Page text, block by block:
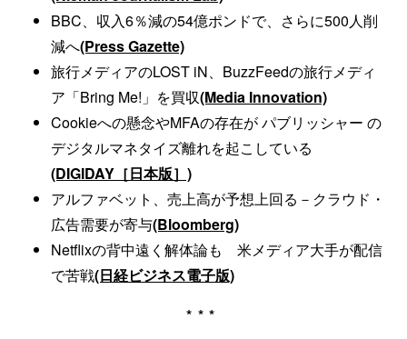
BBC、収入6％減の54億ポンドで、さらに500人削
減へ(Press Gazette)
旅行メディアのLOST iN、BuzzFeedの旅行メディ
ア「Bring Me!」を買収(Media Innovation)
Cookieへの懸念やMFAの存在が パブリッシャー の
デジタルマネタイズ離れを起こしている
(DIGIDAY［日本版］)
アルファベット、売上高が予想上回る－クラウド・
広告需要が寄与(Bloomberg)
Netflixの背中遠く解体論も 米メディア大手が配信
で苦戦(日経ビジネス電子版)
***